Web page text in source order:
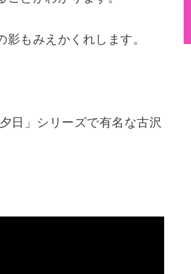
もみえかくれします。
日」シリーズで有名な古沢